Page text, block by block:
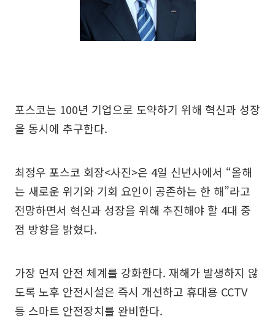
포스코는 100년 기업으로 도약하기 위해 혁신과 성장
을 동시에 추구한다.
최정우 포스코 회장<사진>은 4일 신년사에서 “올해
는 새로운 위기와 기회 요인이 공존하는 한 해”라고
전망하면서 혁신과 성장을 위해 추진해야 할 4대 중
점 방향을 밝혔다.
가장 먼저 안전 체계를 강화한다. 재해가 발생하지 않
도록 노후 안전시설은 즉시 개선하고 휴대용 CCTV
등 스마트 안전장치를 완비한다.